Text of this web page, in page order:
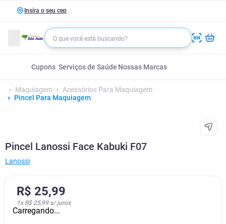
Insira o seu cep
Cupons Serviços de Saúde Nossas Marcas
Maquiagem
Acessórios Para Maquiagem
Pincel Para Maquiagem
Pincel Lanossi Face Kabuki F07
Lanossi
R$ 25,99
1x R$ 25,99s/ juros
Carregando...